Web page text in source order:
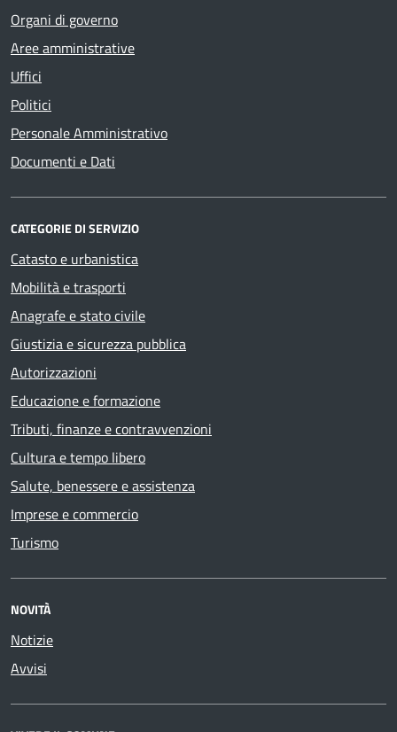
Organi di governo
Aree amministrative
Uffici
Politici
Personale Amministrativo
Documenti e Dati
CATEGORIE DI SERVIZIO
Catasto e urbanistica
Mobilità e trasporti
Anagrafe e stato civile
Giustizia e sicurezza pubblica
Autorizzazioni
Educazione e formazione
Tributi, finanze e contravvenzioni
Cultura e tempo libero
Salute, benessere e assistenza
Imprese e commercio
Turismo
NOVITÀ
Notizie
Avvisi